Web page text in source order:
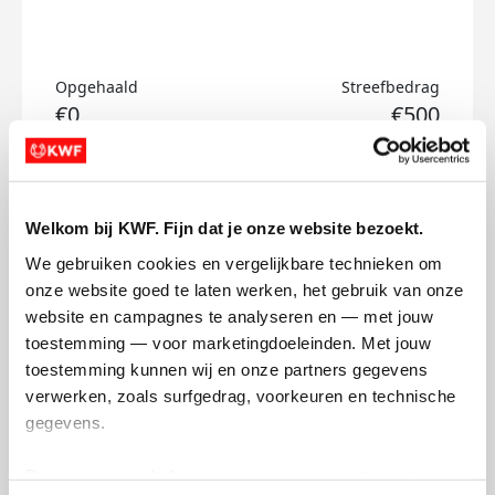
Welkom bij KWF. Fijn dat je onze website bezoekt.
We gebruiken cookies en vergelijkbare technieken om
onze website goed te laten werken, het gebruik van onze
website en campagnes te analyseren en — met jouw
toestemming — voor marketingdoeleinden. Met jouw
toestemming kunnen wij en onze partners gegevens
verwerken, zoals surfgedrag, voorkeuren en technische
gegevens.
Opgehaald
€0
Streefbedrag
€500
Doneer
Jeroen's badges